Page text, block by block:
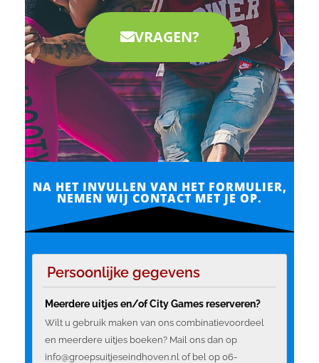
VRAGEN?
NA HET INVULLEN VAN HET FORMULIER,
NEMEN WIJ CONTACT MET JE OP.
Persoonlijke gegevens
Meerdere uitjes en/of City Games reserveren?
Wilt u gebruik maken van ons combinatievoordeel
en meerdere uitjes boeken? Mail ons dan op
info@groepsuitjeseindhoven.nl of bel op 06-